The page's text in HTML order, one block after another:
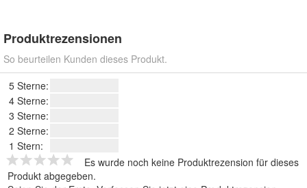
Produktrezensionen
So beurteilen Kunden dieses Produkt.
5 Sterne:
4 Sterne:
3 Sterne:
2 Sterne:
1 Stern:
Es wurde noch keine Produktrezension für dieses
Produkt abgegeben.